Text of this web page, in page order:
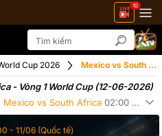
10
Cup 2026 Mexico vs South Africa ngày 12-06-2026
- Vòng 1 World Cup (12-06-2026)
Mexico vs South Africa 02:00
- 11/06(Quốc tế)